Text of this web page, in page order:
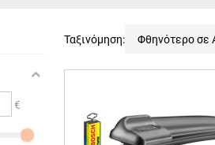
€
Ταξινόμηση: Φθηνότερο σε